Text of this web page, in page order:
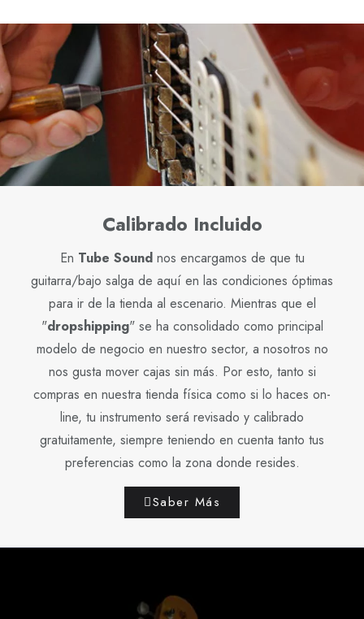
Calibrado Incluido
En Tube Soundnos encargamos de que tu
guitarra/bajo salga de aquí en las condiciones óptimas
para ir de la tienda al escenario. Mientras que el
"dropshipping" se ha consolidado como principal
modelo de negocio en nuestro sector, a nosotros no
nos gusta mover cajas sin más. Por esto, tanto si
compras en nuestra tienda física como si lo haces on-
line, tu instrumento será revisado y calibrado
gratuitamente, siempre teniendo en cuenta tanto tus
preferencias como la zona donde resides.
Saber Más